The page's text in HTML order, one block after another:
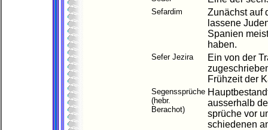
Sefardim
Zunächst auf
lassene
Spanien
haben.
Sefer Jezira
Ein von der
Frühzeit der
Segenssprüche
(hebr.
Berachot)
ausserhalb
sprüche vor
schiedenen